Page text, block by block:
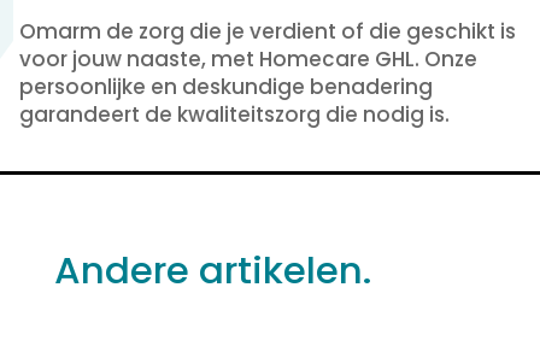
Omarm de zorg die je verdient of die geschikt is
voor jouw naaste, met Homecare GHL. Onze
persoonlijke en deskundige benadering
garandeert de kwaliteitszorg die nodig is.
Andere artikelen.